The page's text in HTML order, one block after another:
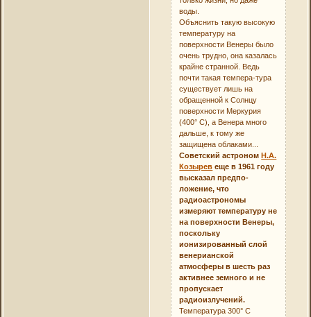
воды.
Объяснить такую высокую
температуру на
поверхности Венеры было
очень трудно, она казалась
крайне странной. Ведь
почти такая темпера-тура
существует лишь на
обращенной к Солнцу
поверхности Меркурия
(400° С), а Венера много
дальше, к тому же
защищена облаками...
Советский астроном Н.А.
Козырев еще в 1961 году
высказал предпо-
ложение, что
радиоастрономы
измеряют температуру не
на поверхности Венеры,
поскольку
ионизированный слой
венерианской
атмосферы в шесть раз
активнее земного и не
пропускает
радиоизлучений.
Температура 300° С